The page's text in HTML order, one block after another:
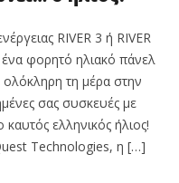
RIVER 3 ή RIVER
φορητό ηλιακό πάνελ
ολόκληρη τη μέρα στην
σας συσκευές με
ελληνικός ήλιος!
Technologies, η […]